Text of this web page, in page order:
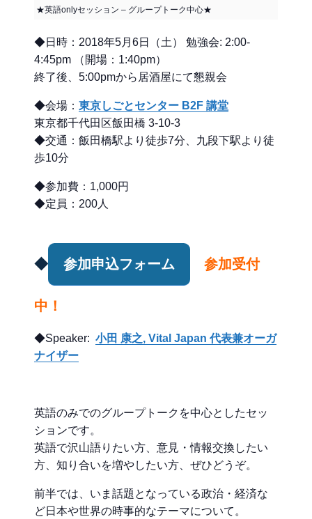
★英語onlyセッション – グループトーク中心★
◆日時：2018年5月6日（土） 勉強会: 2:00-
4:45pm （開場：1:40pm）
終了後、5:00pmから居酒屋にて懇親会
◆会場： 東京しごとセンター B2F 講堂
東京都千代田区飯田橋 3-10-3
◆交通：飯田橋駅より徒歩7分、九段下駅より徒
歩10分
◆参加費：1,000円
◆定員：200人
◆ 参加申込フォーム 参加受付
中！
◆Speaker: 小田 康之, Vital Japan 代表兼オーガ
ナイザー
英語のみでのグループトークを中心としたセッ
ションです。
英語で沢山語りたい方、意見・情報交換したい
方、知り合いを増やしたい方、ぜひどうぞ。
前半では、いま話題となっている政治・経済な
ど日本や世界の時事的なテーマについて。